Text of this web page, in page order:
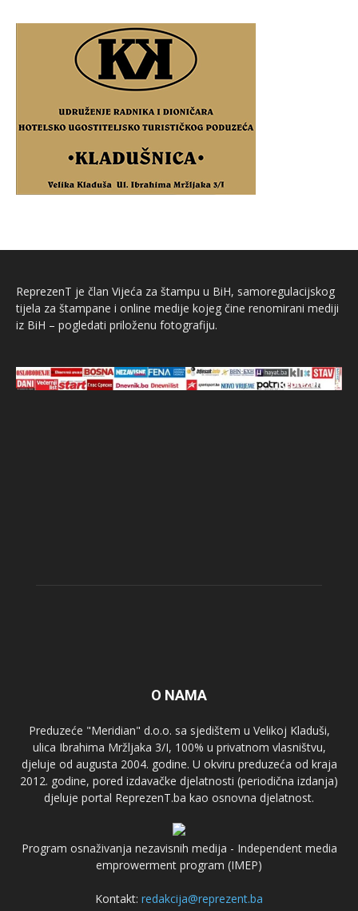
ReprezenT je član Vijeća za štampu u BiH, samoregulacijskog
tijela za štampane i online medije kojeg čine renomirani mediji
iz BiH – pogledati priloženu fotografiju.
O NAMA
Preduzeće "Meridian" d.o.o. sa sjedištem u Velikoj Kladuši,
ulica Ibrahima Mržljaka 3/I, 100% u privatnom vlasništvu,
djeluje od augusta 2004. godine. U okviru preduzeća od kraja
2012. godine, pored izdavačke djelatnosti (periodična izdanja)
djeluje portal ReprezenT.ba kao osnovna djelatnost.
Program osnaživanja nezavisnih medija - Independent media
emprowerment program (IMEP)
Kontakt: redakcija@reprezent.ba